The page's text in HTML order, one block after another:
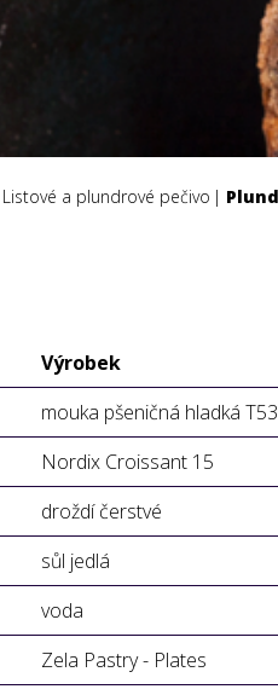
Listové a plundrové pečivo
Výrobek
mouka pšeničná hladká
Nordix Croissant 15
droždí čerstvé
sůl jedlá
voda
Zela Pastry - Plates